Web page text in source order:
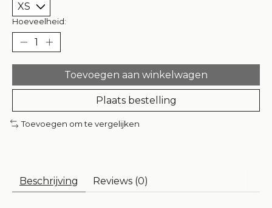
Hoeveelheid:
Toevoegen aan winkelwagen
Plaats bestelling
Toevoegen om te vergelijken
Beschrijving Reviews (0)